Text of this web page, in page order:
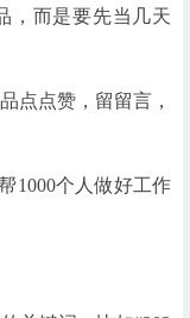
，而是要先当几天
点点赞，留留言，
1000个人做好工作